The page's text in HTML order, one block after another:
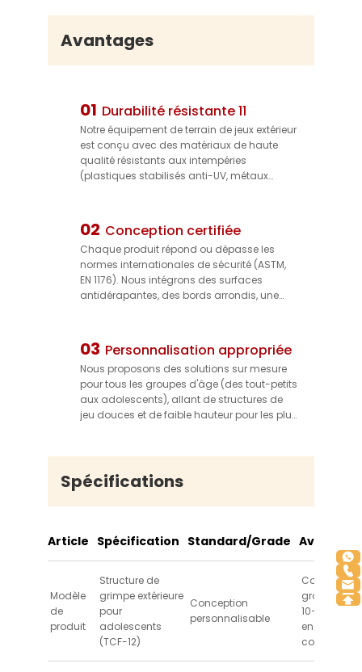
Avantages
01 Durabilité résistante 11
Notre équipement de terrain de jeux extérieur
est conçu avec des matériaux de haute
qualité résistants aux intempéries
(plastiques stabilisés anti-UV, métaux
fortes pluies et aux fluctuations de
température. Il conserve son intégrité
structurelle et ses couleurs vives pendant
des années, réduisant ainsi les coûts de
remplacement et garantissant une
utilisation durable.
02 Conception certifiée
Chaque produit répond ou dépasse les
normes internationales de sécurité (ASTM,
EN 1176). Nous intégrons des surfaces
antidérapantes, des bords arrondis, une
sécurisés afin de minimiser les risques de
chute — assurant la sécurité des enfants
pendant qu'ils jouent et offrant une
tranquillité d'esprit aux gestionnaires de
parcs.
03 Personnalisation appropriée
Nous proposons des solutions sur mesure
pour tous les groupes d'âge (des tout-petits
aux adolescents), allant de structures de
jeu douces et de faible hauteur pour les plus
Nos conceptions s'adaptent à différentes
tailles et thèmes de parcs (par exemple,
pirate, espace, nature), vous permettant de
créer un espace unique et captivant qui
Spécifications
Article Spécification Standard/Grade Avantage
Modèle
de
produit
Structure de
grimpe extérieure
pour
adolescents
(TCF-12)
Conception
personnalisable
Convient au
groupe
10–16 ans,
en charge
collectif